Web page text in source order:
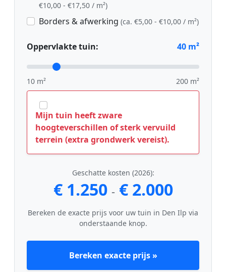
€10,00 - €17,50 / m²)
Borders & afwerking (ca. €5,00 - €10,00 / m²)
Oppervlakte tuin: 40 m²
10 m² 200 m²
Mijn tuin heeft zware
hoogteverschillen of sterk vervuild
terrein (extra grondwerk vereist).
Geschatte kosten (2026):
€ 1.250 - € 2.000
Bereken de exacte prijs voor uw tuin in Den Ilp via
onderstaande knop.
Bereken exacte prijs »